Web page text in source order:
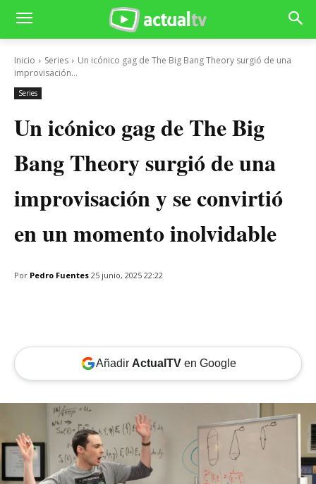
Inicio Series
Un icónico gag de The Big Bang Theory surgió de una
improvisación...
Series
Un icónico gag de The Big
Bang Theory surgió de una
improvisación y se convirtió
en un momento inolvidable
Por Pedro Fuentes 25 junio, 2025 22:22
Añadir ActualTVen Google